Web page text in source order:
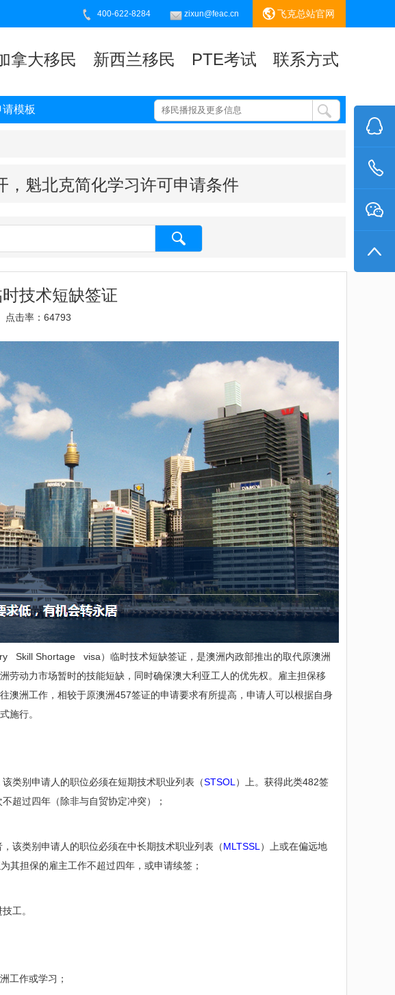
400-622-8284 zixun@feac.cn 飞克总站官网
拿大移民 新西兰移民 PTE考试 联系方式
请模板
魁北克简化学习许可申请条件
技术短缺签证
点击率：64793
Skill Shortage visa）临时技术短缺签证，是澳洲内政部推出的取代原澳洲
劳动力市场暂时的技能短缺，同时确保澳大利亚工人的优先权。雇主担保移
澳洲工作，相较于原澳洲457签证的申请要求有所提高，申请人可以根据自身
施行。
类别申请人的职位必须在短期技术职业列表（STSOL ）上。获得此类482签
超过四年（除非与自贸协定冲突）；
该类别申请人的职位必须在中长期技术职业列表（MLTSSL ）上或在偏远地
其担保的雇主工作不超过四年，或申请续签；
工。
工作或学习；